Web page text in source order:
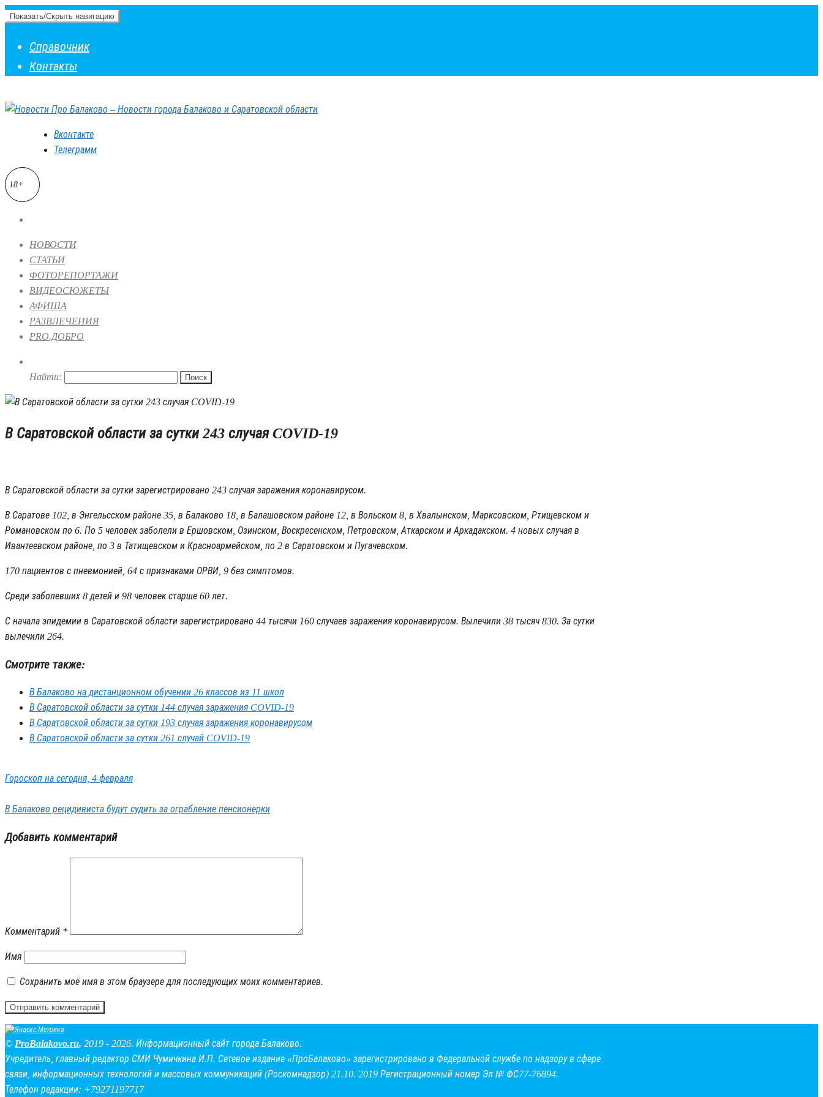
Показать/Скрыть навигацию
Справочник
Контакты
Вконтакте
Телеграмм
18+
НОВОСТИ
СТАТЬИ
ФОТОРЕПОРТАЖИ
ВИДЕОСЮЖЕТЫ
АФИША
РАЗВЛЕЧЕНИЯ
PRO.ДОБРО
Найти:
В Саратовской области за сутки 243 случая COVID-19
В Саратовской области за сутки зарегистрировано 243 случая заражения коронавирусом.
В Саратове 102, в Энгельсском районе 35, в Балаково 18, в Балашовском районе 12, в Вольском 8, в Хвалынском, Марксовском, Ртищевском и
Романовском по 6. По 5 человек заболели в Ершовском, Озинском, Воскресенском, Петровском, Аткарском и Аркадакском. 4 новых случая в
Ивантеевском районе, по 3 в Татищевском и Красноармейском, по 2 в Саратовском и Пугачевском.
170 пациентов с пневмонией, 64 с признаками ОРВИ, 9 без симптомов.
Среди заболевших 8 детей и 98 человек старше 60 лет.
С начала эпидемии в Саратовской области зарегистрировано 44 тысячи 160 случаев заражения коронавирусом. Вылечили 38 тысяч 830. За сутки
вылечили 264.
Смотрите также:
В Балаково на дистанционном обучении 26 классов из 11 школ
В Саратовской области за сутки 144 случая заражения COVID-19
В Саратовской области за сутки 193 случая заражения коронавирусом
В Саратовской области за сутки 261 случай COVID-19
Гороскоп на сегодня, 4 февраля
В Балаково рецидивиста будут судить за ограбление пенсионерки
Добавить комментарий
Комментарий *
Имя
Сохранить моё имя в этом браузере для последующих моих комментариев.
© ProBalakovo.ru, 2019 - 2026. Информационный сайт города Балаково.
Учредитель, главный редактор СМИ Чумичкина И.П. Сетевое издание «ПроБалаково» зарегистрировано в Федеральной службе по надзору в сфере
связи, информационных технологий и массовых коммуникаций (Роскомнадзор) 21.10. 2019 Регистрационный номер Эл № ФС77-76894.
Телефон редакции: +79271197717